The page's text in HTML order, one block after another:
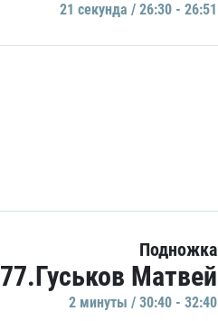
21 секундa / 26:30 - 26:51
Подножка
77.Гуськов Матвей
2 минуты / 30:40 - 32:40